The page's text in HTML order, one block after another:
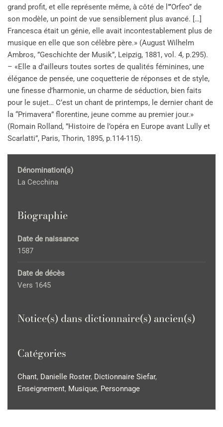
grand profit, et elle représente même, à côté de l”’Orfeo” de
son modèle, un point de vue sensiblement plus avancé. […]
Francesca était un génie, elle avait incontestablement plus de
musique en elle que son célèbre père.» (August Wilhelm
Ambros, ”Geschichte der Musik”, Leipzig, 1881, vol. 4, p.295).
– «Elle a d’ailleurs toutes sortes de qualités féminines, une
élégance de pensée, une coquetterie de réponses et de style,
une finesse d’harmonie, un charme de séduction, bien faits
pour le sujet… C’est un chant de printemps, le dernier chant de
la “Primavera” florentine, jeune comme au premier jour.»
(Romain Rolland, ”Histoire de l’opéra en Europe avant Lully et
Scarlatti”, Paris, Thorin, 1895, p.114-115).
Dénomination(s)
La Cecchina
Biographie
Date de naissance
1587
Date de décès
Vers 1645
Notice(s) dans dictionnaire(s) ancien(s)
Catégories
Chant, Danielle Roster, Dictionnaire Siefar,
Enseignement, Musique, Personnage